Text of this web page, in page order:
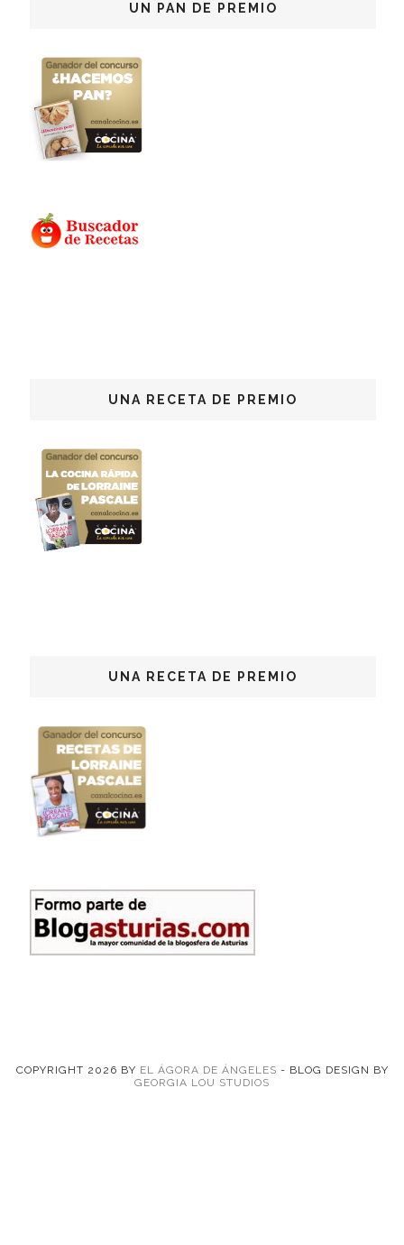
UN PAN DE PREMIO
UNA RECETA DE PREMIO
UNA RECETA DE PREMIO
COPYRIGHT 2026 BY EL ÁGORA DE ÁNGELES - BLOG DESIGN BY
GEORGIA LOU STUDIOS